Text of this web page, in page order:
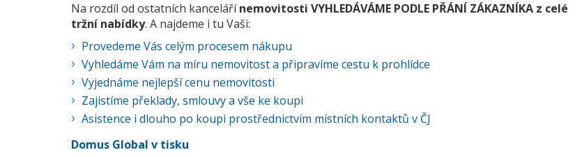
Na rozdíl od ostatních kancelářínemovitosti VYHLEDÁVÁME PODLE PŘÁNÍ ZÁKAZNÍKA z celé
tržní nabídky. A najdeme i tu Vaši:
Provedeme Vás celým procesem nákupu
Vyhledáme Vám na míru nemovitost a připravíme cestu k prohlídce
Vyjednáme nejlepší cenu nemovitosti
Zajistíme překlady, smlouvy a vše ke koupi
Asistence i dlouho po koupi prostřednictvím místních kontaktů v ČJ
Domus Global v tisku